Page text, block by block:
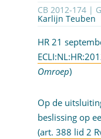
CB
Karlijn Teuben
HR 21
Omroep)
Op de
beslissing op
(art. 388 lid 2